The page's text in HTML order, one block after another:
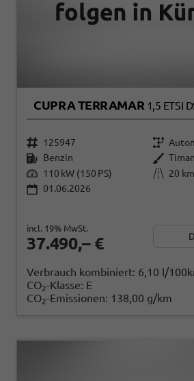
CUPRA TERRAMAR 1,5 ETSI
125947
Benzin
110 kW (150 PS)
20 km
01.06.2026
37.490,– €
incl. 19% MwSt.
Verbrauch kombiniert: 6,10 l/
CO2-Klasse: E
CO2-Emissionen: 138,00 g/km